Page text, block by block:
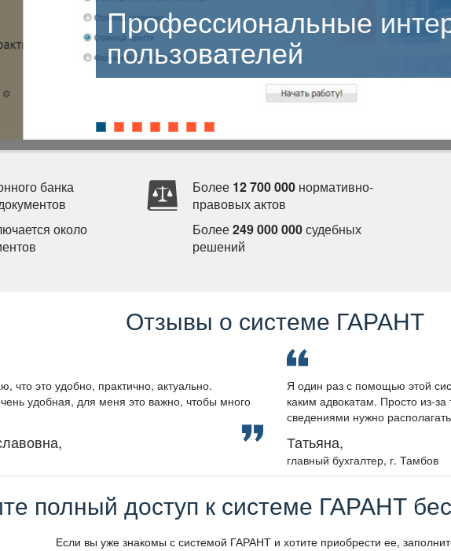
Профессиональные
пользователей
банка
около
Более 12 700 000 нормативно-
правовых акто
Более249 000 000судебных
решений
Отзывы о системе ГАРАНТ
что это удобно, практично, актуально.
удобная, для меня это важно, чтобы много
Я один раз с помощью этой
каким адвокатам. Просто из-
сведениями нужно
Татьяна,
лавный бухгалтер, г. Тамбо
полный доступ к системе ГАРАНТ
Если вы уже знакомы с системой ГАРАНТ и хотите приобрести ее,